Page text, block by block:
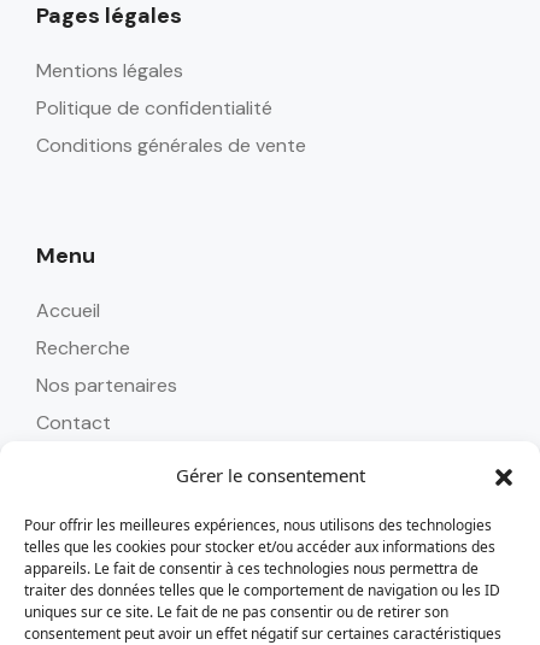
Gérer le consentement
Pour offrir les meilleures expériences, nous utilisons des technologies
telles que les cookies pour stocker et/ou accéder aux informations des
appareils. Le fait de consentir à ces technologies nous permettra de
traiter des données telles que le comportement de navigation ou les ID
uniques sur ce site. Le fait de ne pas consentir ou de retirer son
consentement peut avoir un effet négatif sur certaines caractéristiques
Pages légales
Mentions légales
Politique de confidentialité
Conditions générales de vente
Menu
Accueil
Recherche
Nos partenaires
Contact
Contact
Tél : 0262 24 58 45
alizoavoyages@alizoavoyages.com